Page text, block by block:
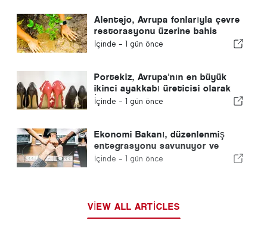
Alentejo, Avrupa fonlarıyla çevre
restorasyonu üzerine bahis
yapıyor
İçinde - 1 gün önce
Portekiz, Avrupa'nın en büyük
ikinci ayakkabı üreticisi olarak
İspanya'yı geride bıraktı
İçinde - 1 gün önce
Ekonomi Bakanı, düzenlenmiş
entegrasyonu savunuyor ve
göçmenler için hızlı bir kanal
İçinde - 1 gün önce
VIEW ALL ARTICLES